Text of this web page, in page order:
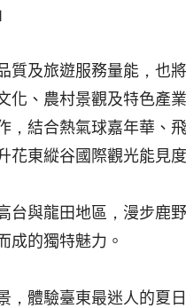
及旅遊服務量能，也
、農村景觀及特色產
結合熱氣球嘉年華、
東縱谷國際觀光能見度
與龍田地區，漫步鹿
成的獨特魅力。
體驗臺東最迷人的夏日